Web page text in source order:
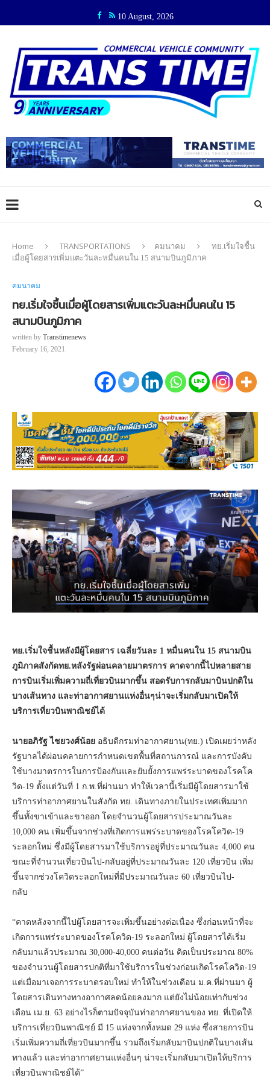
10 August, 2026
Home TRANSPORTATIONS คมนาคม
ทย.เริ่มใจชื้น
เมื่อผู้โดยสารเพิ่มแตะวันละหมื่นคนใน 15 สนามบินภูมิภาค
คมนาคม
ทย.เริ่มใจชื้นเมื่อผู้โดยสารเพิ่มแตะวันละหมื่นคนใน 15
สนามบินภูมิภาค
written by Transtimenews
February 16, 2021
ทย.เริ่มใจชื้นหลังมีผู้โดยสาร เฉลี่ยวันละ 1 หมื่นคนใน 15 สนามบิน
ภูมิภาคสังกัดทย.หลังรัฐผ่อนคลายมาตรการ คาดจากนี้ไปหลายสาย
การบินเริ่มเพิ่มความถี่เที่ยวบินมากขึ้น สอดรับการกลับมาบินปกติใน
บางเส้นทาง และท่าอากาศยานแห่งอื่นๆน่าจะเริ่มกลับมาเปิดให้
บริการเที่ยวบินพาณิชย์ได้
นายอภิรัฐ ไชยวงศ์น้อย อธิบดีกรมท่าอากาศยาน(ทย.) เปิดเผยว่าหลัง
รัฐบาลได้ผ่อนคลายการกำหนดเขตพื้นที่สถานการณ์ และการบังคับ
ใช้บางมาตรการในการป้องกันและยับยั้งการแพร่ระบาดของโรคโค
วิด-19 ตั้งแต่วันที่ 1 ก.พ.ที่ผ่านมา ทำให้เวลานี้เริ่มมีผู้โดยสารมาใช้
บริการท่าอากาศยานในสังกัด ทย. เดินทางภายในประเทศเพิ่มมาก
ขึ้นทั้งขาเข้าและขาออก โดยจำนวนผู้โดยสารประมาณวันละ
10,000 คน เพิ่มขึ้นจากช่วงที่เกิดการแพร่ระบาดของโรคโควิด-19
ระลอกใหม่ ซึ่งมีผู้โดยสารมาใช้บริการอยู่ที่ประมาณวันละ 4,000 คน
ขณะที่จำนวนเที่ยวบินไป-กลับอยู่ที่ประมาณวันละ 120 เที่ยวบิน เพิ่ม
ขึ้นจากช่วงโควิดระลอกใหม่ที่มีประมาณวันละ 60 เที่ยวบินไป-
กลับ
“คาดหลังจากนี้ไปผู้โดยสารจะเพิ่มขึ้นอย่างต่อเนื่อง ซึ่งก่อนหน้าที่จะ
เกิดการแพร่ระบาดของโรคโควิด-19 ระลอกใหม่ ผู้โดยสารได้เริ่ม
กลับมาแล้วประมาณ 30,000-40,000 คนต่อวัน คิดเป็นประมาณ 80%
ของจำนวนผู้โดยสารปกติที่มาใช้บริการในช่วงก่อนเกิดโรคโควิด-19
แต่เมื่อมาเจอการระบาดรอบใหม่ ทำให้ในช่วงเดือน ม.ค.ที่ผ่านมา ผู้
โดยสารเดินทางทางอากาศลดน้อยลงมาก แต่ยังไม่น้อยเท่ากับช่วง
เดือน เม.ย. 63 อย่างไรก็ตามปัจจุบันท่าอากาศยานของ ทย. ที่เปิดให้
บริการเที่ยวบินพาณิชย์ มี 15 แห่งจากทั้งหมด 29 แห่ง ซึ่งสายการบิน
เริ่มเพิ่มความถี่เที่ยวบินมากขึ้น รวมถึงเริ่มกลับมาบินปกติในบางเส้น
ทางแล้ว และท่าอากาศยานแห่งอื่นๆ น่าจะเริ่มกลับมาเปิดให้บริการ
เที่ยวบินพาณิชย์ได้”